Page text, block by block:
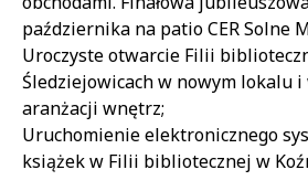
października na patio CER Solne
Uroczyste otwarcie Filii
Śledziejowicach w nowym lokalu i
aranżacji wnętrz;
Uruchomienie elektronicznego
książek w Filii bibliotecznej w